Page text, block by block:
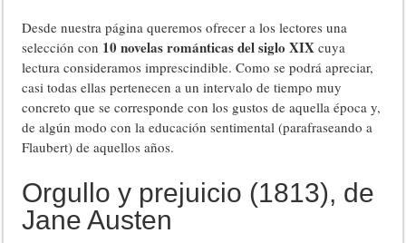
Desde nuestra página queremos ofrecer a los lectores una
selección con 10 novelas románticas del siglo XIX cuya
lectura consideramos imprescindible. Como se podrá apreciar,
casi todas ellas pertenecen a un intervalo de tiempo muy
concreto que se corresponde con los gustos de aquella época y,
de algún modo con la educación sentimental (parafraseando a
Flaubert) de aquellos años.
Orgullo y prejuicio (1813), de
Jane Austen